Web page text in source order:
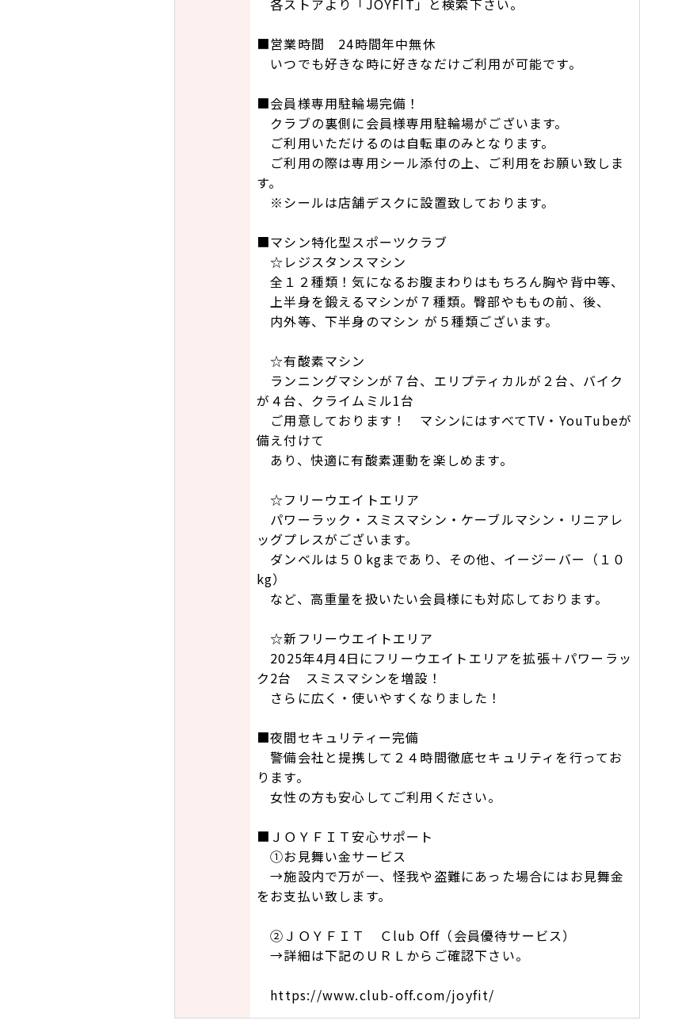
各ストアより「JOYFIT」と検索下さい。
■営業時間 24時間年中無休
いつでも好きな時に好きなだけご利用が可能です。
■会員様専用駐輪場完備！
クラブの裏側に会員様専用駐輪場がございます。
ご利用いただけるのは自転車のみとなります。
ご利用の際は専用シール添付の上、ご利用をお願い致しま
す。
※シールは店舗デスクに設置致しております。
■マシン特化型スポーツクラブ
☆レジスタンスマシン
全１２種類！気になるお腹まわりはもちろん胸や背中等、
上半身を鍛えるマシンが７種類。臀部やももの前、後、
内外等、下半身のマシン が５種類ございます。
☆有酸素マシン
ランニングマシンが７台、エリプティカルが２台、バイク
が４台、クライムミル1台
ご用意しております！ マシンにはすべてTV・YouTubeが
備え付けて
あり、快適に有酸素運動を楽しめます。
☆フリーウエイトエリア
パワーラック・スミスマシン・ケーブルマシン・リニアレ
ッグプレスがございます。
ダンベルは５０kgまであり、その他、イージーバー（１０
kg）
など、高重量を扱いたい会員様にも対応しております。
☆新フリーウエイトエリア
2025年4月4日にフリーウエイトエリアを拡張＋パワーラッ
ク2台 スミスマシンを増設！
さらに広く・使いやすくなりました！
■夜間セキュリティー完備
警備会社と提携して２４時間徹底セキュリティを行ってお
ります。
女性の方も安心してご利用ください。
■ＪＯＹＦＩＴ安心サポート
①お見舞い金サービス
→施設内で万が一、怪我や盗難にあった場合にはお見舞金
をお支払い致します。
②ＪＯＹＦＩＴ Ｃlub Off（会員優待サービス）
→詳細は下記のＵＲＬからご確認下さい。
https://www.club-off.com/joyfit/